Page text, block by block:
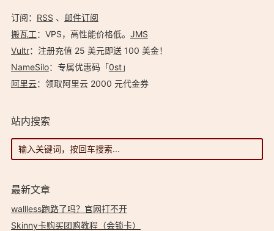
订阅： RSS 、 邮件订阅
搬瓦工：VPS，高性能价格低。️ JMS
Vultr：注册充值 25 美元即送 100 美金！
NameSilo：专属优惠码「0st」
阿里云：领取阿里云 2000 元代金券
站内搜索
最新文章
wallless跑路了吗？官网打不开
Skinny卡购买团购教程（会锁卡）